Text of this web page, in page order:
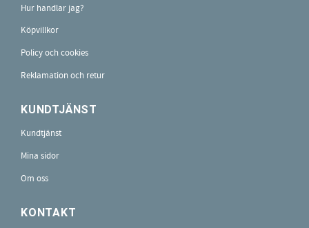
Hur handlar jag?
Köpvillkor
Policy och cookies
Reklamation och retur
KUNDTJÄNST
Kundtjänst
Mina sidor
Om oss
KONTAKT